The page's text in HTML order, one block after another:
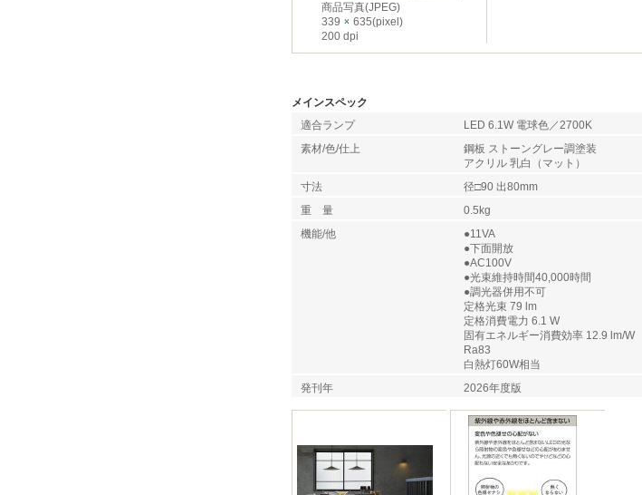
商品写真(JPEG)
339
635(pixel)
200 dpi
メインスペック
適合ランプ
LED 6.1W 電球色／2700K
素材/色/仕上
鋼板 ストーングレー調塗装
アクリル 乳白（マット）
寸法
径□90 出80mm
重 量
0.5kg
機能/他
●11VA
●下面開放
●AC100V
●光束維持時間40,000時間
●調光器併用不可
定格光束 79 lm
定格消費電力 6.1 W
固有エネルギー消費効率 12.9 lm/W
Ra83
白熱灯60W相当
発刊年
2026年度版